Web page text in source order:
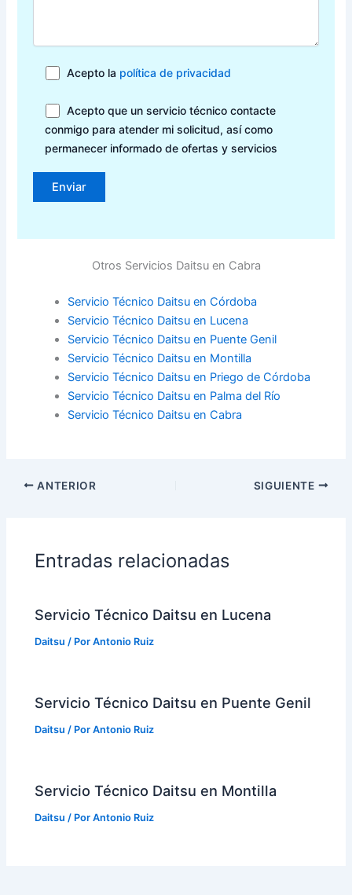
Acepto la política de privacidad
Acepto que un servicio técnico contacte
conmigo para atender mi solicitud, así como
permanecer informado de ofertas y servicios
Otros Servicios Daitsu en Cabra
Servicio Técnico Daitsu en Córdoba
Servicio Técnico Daitsu en Lucena
Servicio Técnico Daitsu en Puente Genil
Servicio Técnico Daitsu en Montilla
Servicio Técnico Daitsu en Priego de Córdoba
Servicio Técnico Daitsu en Palma del Río
Servicio Técnico Daitsu en Cabra
ANTERIOR SIGUIENTE
Entradas relacionadas
Servicio Técnico Daitsu en Lucena
Daitsu / PorAntonio Ruiz
Servicio Técnico Daitsu en Puente Genil
Daitsu / PorAntonio Ruiz
Servicio Técnico Daitsu en Montilla
Daitsu / PorAntonio Ruiz